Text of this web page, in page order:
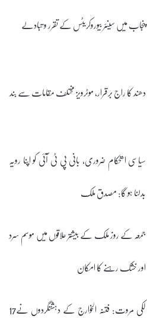
پنجاب میں سینئر بیوروکریٹس کے تقرر و تبادلے
دھند کا راج برقرار، موٹرویز مختلف مقامات سے بند
سیاسی استحکام ضروری، بانی پی ٹی آئی کو اپنا رویہ
بدلنا ہو گا: مصدق ملک
جمعہ کے روز ملک کے بیشتر علاقوں میں موسم سرد
اور خشک رہنے کا امکان
لکی مروت: فتنہ الخوارج کے دہشتگردوں نے17